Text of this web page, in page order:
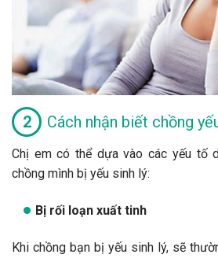
Cách nhận biết chồng
Chị em có thể dựa vào các yếu tố
chồng mình bị yếu sinh lý:
Bị rối loạn xuất tinh
Khi chồng bạn bị yếu sinh lý, sẽ